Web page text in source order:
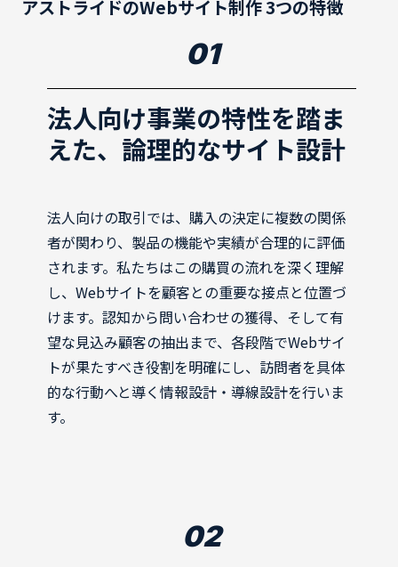
アストライドのWebサイト制作 3つの特徴
01
法人向け事業の特性を踏ま
えた、論理的なサイト設計
法人向けの取引では、購入の決定に複数の関係
者が関わり、製品の機能や実績が合理的に評価
されます。私たちはこの購買の流れを深く理解
し、Webサイトを顧客との重要な接点と位置づ
けます。認知から問い合わせの獲得、そして有
望な見込み顧客の抽出まで、各段階でWebサイ
トが果たすべき役割を明確にし、訪問者を具体
的な行動へと導く情報設計・導線設計を行いま
す。
02